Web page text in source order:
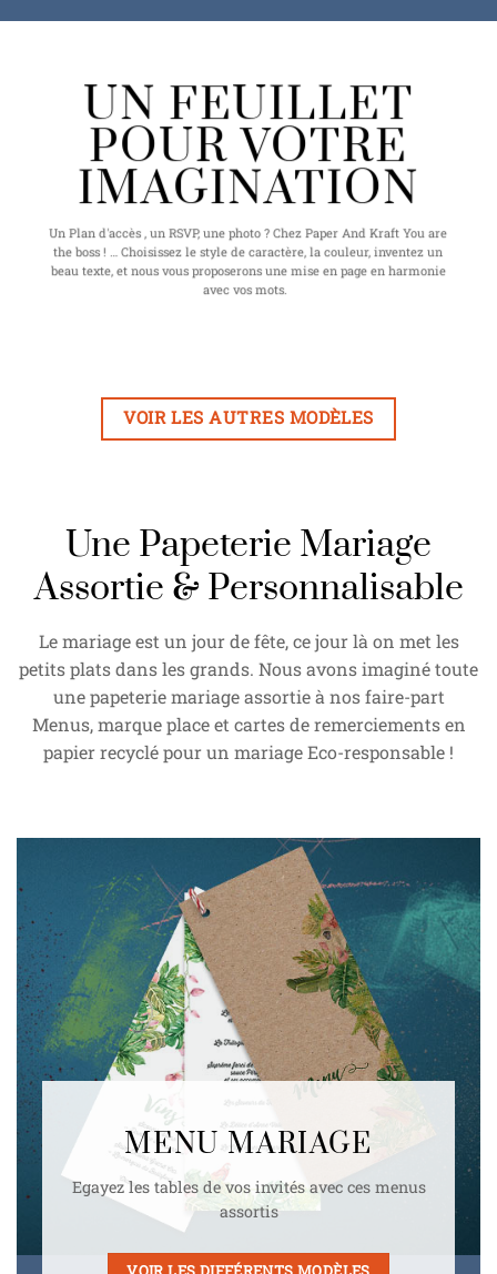
UN FEUILLET
POUR VOTRE
IMAGINATION
Un Plan d'accès , un RSVP, une photo ? Chez Paper And Kraft You are
the boss ! … Choisissez le style de caractère, la couleur, inventez un
beau texte, et nous vous proposerons une mise en page en harmonie
avec vos mots.
VOIR LES AUTRES MODÈLES
Une Papeterie Mariage
Assortie & Personnalisable
Le mariage est un jour de fête, ce jour là on met les
petits plats dans les grands. Nous avons imaginé toute
une papeterie mariage assortie à nos faire-part
Menus, marque place et cartes de remerciements en
papier recyclé pour un mariage Eco-responsable !
MENU MARIAGE
Egayez les tables de vos invités avec ces menus
assortis